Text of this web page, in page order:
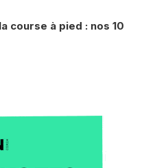
course à pied : nos 10